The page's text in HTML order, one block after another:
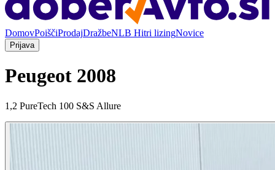
DomovPoiščiProdajDražbeNLB Hitri lizingNovice
Prijava
Peugeot 2008
1,2 PureTech 100 S&S Allure